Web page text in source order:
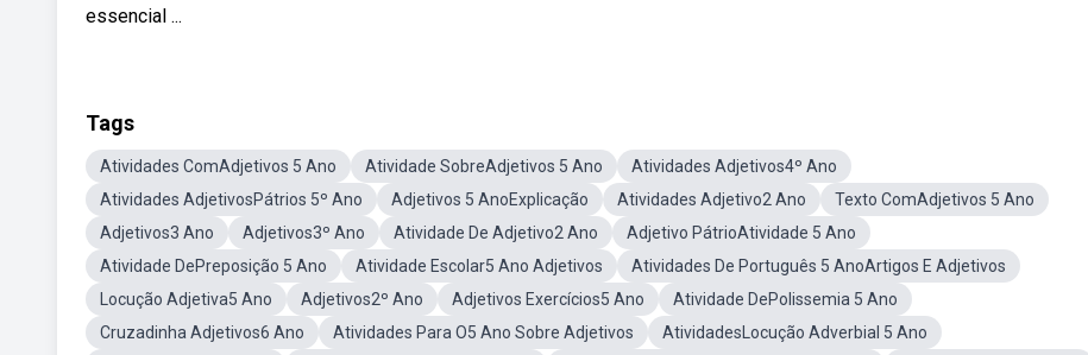
essencial ...
Tags
Atividades ComAdjetivos 5 Ano Atividade SobreAdjetivos 5 Ano
Atividades Adjetivos4º Ano
Atividades AdjetivosPátrios 5º Ano
Adjetivos 5 AnoExplicação Atividades Adjetivo2 Ano
Texto ComAdjetivos 5 Ano
Adjetivos3 Ano
Adjetivos3º Ano Atividade De Adjetivo2 Ano
Adjetivo PátrioAtividade 5 Ano
Atividade DePreposição 5 Ano
Atividade Escolar5 Ano Adjetivos
Atividades De Português 5 AnoArtigos E Adjetivos
Locução Adjetiva5 Ano
Adjetivos2º Ano Adjetivos Exercícios5 Ano
Atividade DePolissemia 5 Ano
Cruzadinha Adjetivos6 Ano
Atividades Para O5 Ano Sobre Adjetivos
AtividadesLocução Adverbial 5 Ano